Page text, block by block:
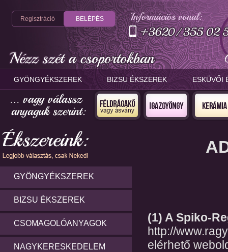
Regisztráció BELÉPÉS
GYÖNGYÉKSZEREK BIZSU ÉKSZEREK ESKÜVŐI
GYÖNGYÉKSZEREK
BIZSU ÉKSZEREK
CSOMAGOLÓANYAGOK
NAGYKERESKEDELEM
(1) A Spiko-
http://
elérhető